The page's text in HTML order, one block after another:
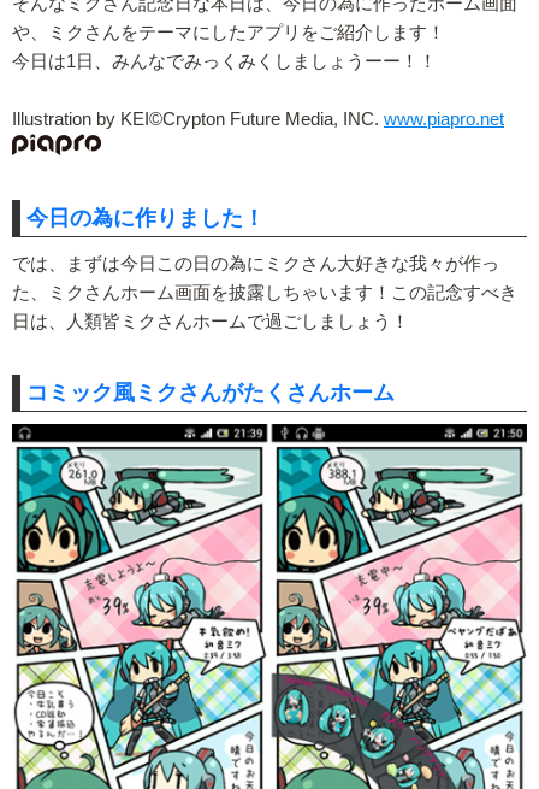
や、ミクさんをテーマにしたアプリをご紹介します！
今日は1日、みんなでみっくみくしましょうーー！！
Illustration by KEI©Crypton Future Media, INC. www.piapro.net
今日の為に作りました！
では、まずは今日この日の為にミクさん大好きな我々が作っ
た、ミクさんホーム画面を披露しちゃいます！この記念すべき
日は、人類皆ミクさんホームで過ごしましょう！
コミック風ミクさんがたくさんホーム